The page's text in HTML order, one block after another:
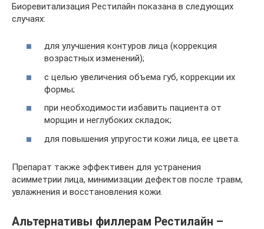
Биоревитализация Рестилайн показана в следующих
случаях:
для улучшения контуров лица (коррекция
возрастных изменений);
с целью увеличения объема губ, коррекции их
формы;
при необходимости избавить пациента от
морщин и неглубоких складок;
для повышения упругости кожи лица, ее цвета.
Препарат также эффективен для устранения
асимметрии лица, минимизации дефектов после травм,
увлажнения и восстановления кожи.
Альтернативы филлерам Рестилайн –